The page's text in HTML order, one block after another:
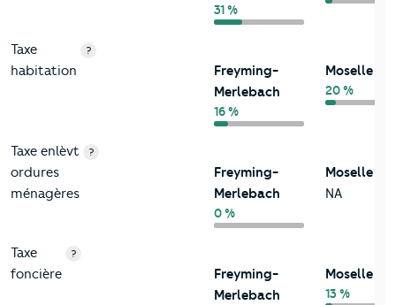
31 %
Taxe
habitation
?
Freyming-
Merlebach
16 %
Moselle
20 %
Taxe enlèvt
ordures
ménagères
?
Freyming-
Merlebach
0 %
Moselle
NA
Taxe
foncière
?
Freyming-
Merlebach
Moselle
13 %